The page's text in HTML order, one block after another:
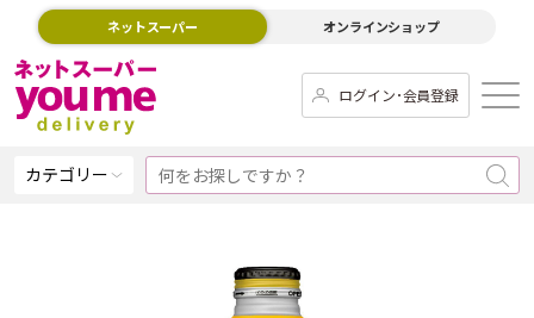
ネットスーパー オンラインショップ
ログイン･会員登録
カテゴリー